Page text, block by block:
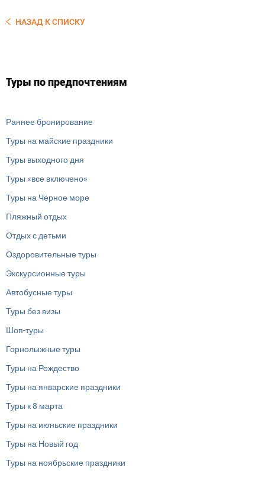
НАЗАД К СПИСКУ
Туры по предпочтениям
Раннее бронирование
Туры на майские праздники
Туры выходного дня
Туры «все включено»
Туры на Черное море
Пляжный отдых
Отдых с детьми
Оздоровительные туры
Экскурсионные туры
Автобусные туры
Туры без визы
Шоп-туры
Горнолыжные туры
Туры на Рождество
Туры на январские праздники
Туры к 8 марта
Туры на июньские праздники
Туры на Новый год
Туры на ноябрьские праздники